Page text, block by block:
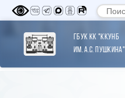
ГБУК КК "ККУНБ
им. А.С. Пушкина"